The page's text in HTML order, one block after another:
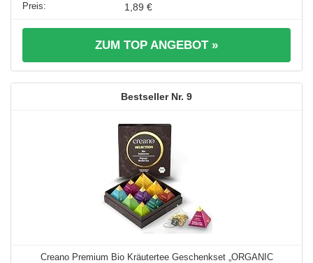
1,89 €
ZUM TOP ANGEBOT »
9
Creano Premium Bio Kräutertee Geschenkset „ORGANIC